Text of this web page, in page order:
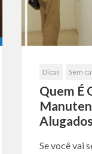
Dicas Sem
Quem É
Se você vai